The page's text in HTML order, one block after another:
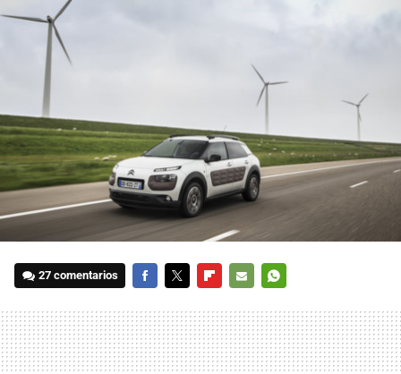
27 comentarios
MAIL